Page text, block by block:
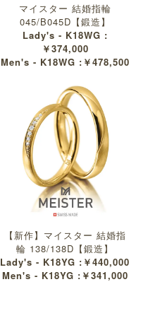
マイスター 結婚指輪
045/B045D【鍛造】
Lady's - K18WG :
￥374,000
Men's - K18WG :￥478,500
【新作】マイスター 結婚指
輪 138/138D【鍛造】
Lady's - K18YG :￥440,000
Men's - K18YG :￥341,000